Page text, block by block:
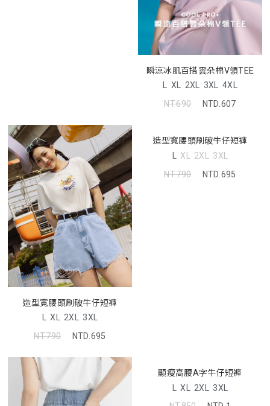
瞬涼冰肌百搭雲朵棉V領TEE
L XL 2XL 3XL 4XL
NT.690
NTD.607
造型寬腰頭刷破牛仔短褲
L XL 2XL 3XL
NT.790
NTD.695
造型寬腰頭刷破牛仔短褲
L XL 2XL 3XL
NT.790
NTD.695
顯瘦高腰A字牛仔短褲
L XL 2XL 3XL